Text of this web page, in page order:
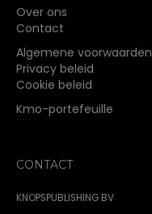
Over ons
Contact
Algemene voorwaarden
Privacy beleid
Cookie beleid
Kmo-portefeuille
CONTACT
KNOPSPUBLISHING BV